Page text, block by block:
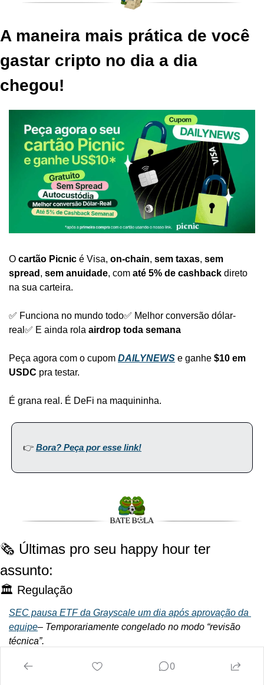
A maneira mais prática de você
gastar cripto no dia a dia
chegou!
O cartão Picnic é Visa, on-chain, sem taxas, sem
spread , sem anuidade, com até 5% de cashback direto
na sua carteira.
✅ Funciona no mundo todo✅ Melhor conversão dólar-
real ✅ E ainda rola airdrop toda semana
Peça agora com o cupom DAILYNEWS e ganhe $10 em
USDC pra testar.
É grana real. É DeFi na maquininha.
👉 Bora? Peça por esse link!
🗞️ Últimas pro seu happy hour ter
assunto:
🏛 Regulação
SEC pausa ETF da Grayscale um dia após aprovação da
equipe– Temporariamente congelado no modo “revisão
técnica”.
Congresso dos EUA decreta ‘Semana Cripto’ para votar
0